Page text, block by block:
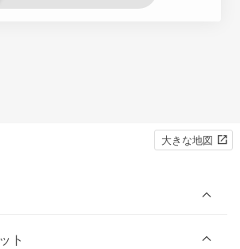
大きな地図
ト